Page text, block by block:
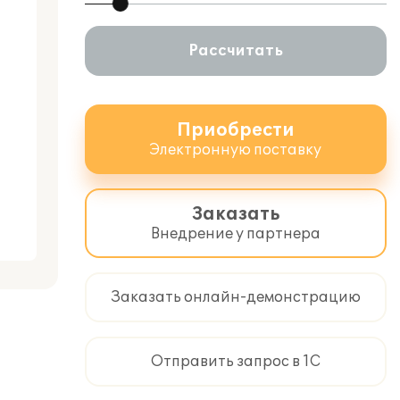
Рассчитать
Приобрести
Электронную поставку
Заказать
Внедрение у партнера
Заказать онлайн-демонстрацию
Отправить запрос в 1С